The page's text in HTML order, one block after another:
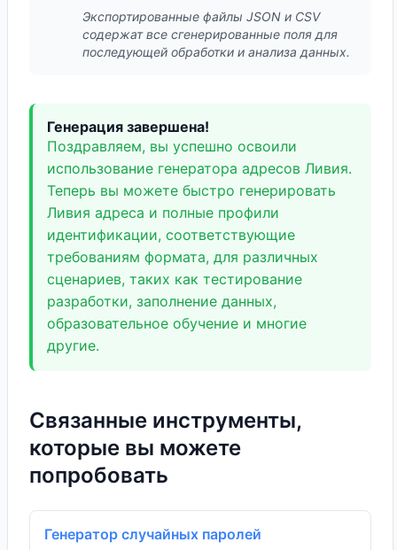
Экспортированные файлы JSON и CSV
содержат все сгенерированные поля для
последующей обработки и анализа данных.
Генерация завершена!
Поздравляем, вы успешно освоили
использование генератора адресов Ливия.
Теперь вы можете быстро генерировать
Ливия адреса и полные профили
идентификации, соответствующие
требованиям формата, для различных
сценариев, таких как тестирование
разработки, заполнение данных,
образовательное обучение и многие
другие.
Связанные инструменты,
которые вы можете
попробовать
Генератор случайных паролей